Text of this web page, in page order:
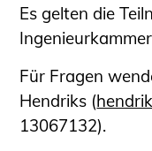
Es gelten die
Für Fragen
Hendriks (
13067132).